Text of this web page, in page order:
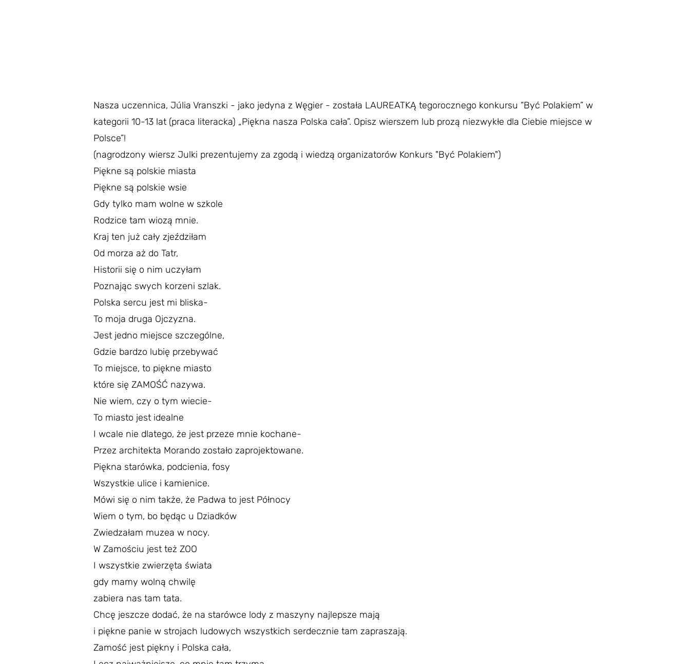
Nasza uczennica, Júlia Vranszki - jako jedyna z Węgier - została LAUREATKĄ tegorocznego konkursu “Być Polakiem” w
kategorii 10-13 lat (praca literacka) „Piękna nasza Polska cała”. Opisz wierszem lub prozą niezwykłe dla Ciebie miejsce w
Polsce”!
(nagrodzony wiersz Julki prezentujemy za zgodą i wiedzą organizatorów Konkurs "Być Polakiem")
Piękne są polskie miasta
Piękne są polskie wsie
Gdy tylko mam wolne w szkole
Rodzice tam wiozą mnie.
Kraj ten już cały zjeździłam
Od morza aż do Tatr,
Historii się o nim uczyłam
Poznając swych korzeni szlak.
Polska sercu jest mi bliska-
To moja druga Ojczyzna.
Jest jedno miejsce szczególne,
Gdzie bardzo lubię przebywać
To miejsce, to piękne miasto
które się ZAMOŚĆ nazywa.
Nie wiem, czy o tym wiecie-
To miasto jest idealne
I wcale nie dlatego, że jest przeze mnie kochane-
Przez architekta Morando zostało zaprojektowane.
Piękna starówka, podcienia, fosy
Wszystkie ulice i kamienice.
Mówi się o nim także, że Padwa to jest Północy
Wiem o tym, bo będąc u Dziadków
Zwiedzałam muzea w nocy.
W Zamościu jest też ZOO
I wszystkie zwierzęta świata
gdy mamy wolną chwilę
zabiera nas tam tata.
Chcę jeszcze dodać, że na starówce lody z maszyny najlepsze mają
i piękne panie w strojach ludowych wszystkich serdecznie tam zapraszają.
Zamość jest piękny i Polska cała,